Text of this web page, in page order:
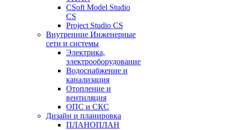
CSoft Model Studio
CS
Project Studio CS
Внутренние Инженерные
сети и системы
Электрика,
электрооборудование
Водоснабжение и
канализация
Отопление и
вентиляция
ОПС и СКС
Дизайн и планировка
ПЛАНОПЛАН